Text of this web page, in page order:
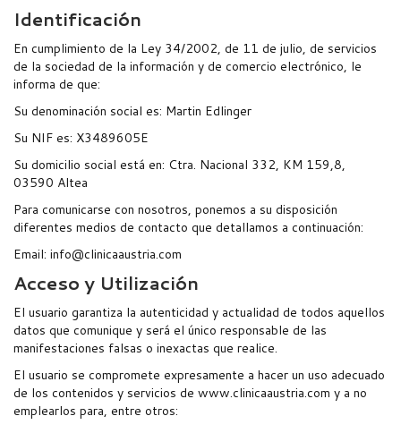
Identificación
En cumplimiento de la Ley 34/2002, de 11 de julio, de servicios
de la sociedad de la información y de comercio electrónico, le
informa de que:
Su denominación social es: Martin Edlinger
Su NIF es: X3489605E
Su domicilio social está en: Ctra. Nacional 332, KM 159,8,
03590 Altea
Para comunicarse con nosotros, ponemos a su disposición
diferentes medios de contacto que detallamos a continuación:
Email: info@clinicaaustria.com
Acceso y Utilización
El usuario garantiza la autenticidad y actualidad de todos aquellos
datos que comunique y será el único responsable de las
manifestaciones falsas o inexactas que realice.
El usuario se compromete expresamente a hacer un uso adecuado
de los contenidos y servicios de www.clinicaaustria.com y a no
emplearlos para, entre otros: